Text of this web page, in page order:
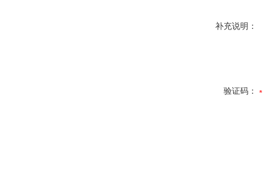
补充说明：
验证码：